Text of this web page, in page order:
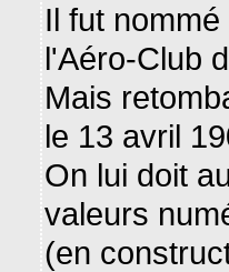
Il fut
l'Aéro-Club
Mais
le 13 avril
On lui doit
valeurs
(en